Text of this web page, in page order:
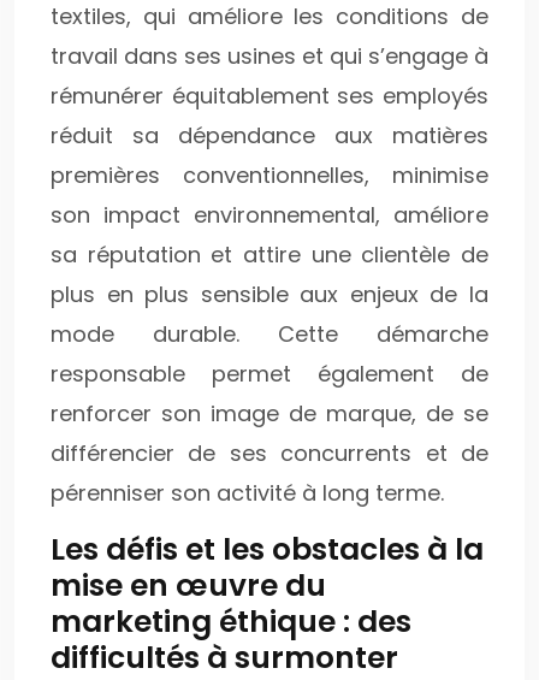
textiles, qui améliore les conditions de
travail dans ses usines et qui s’engage à
rémunérer équitablement ses employés
réduit sa dépendance aux matières
premières conventionnelles, minimise
son impact environnemental, améliore
sa réputation et attire une clientèle de
plus en plus sensible aux enjeux de la
mode durable. Cette démarche
responsable permet également de
renforcer son image de marque, de se
différencier de ses concurrents et de
pérenniser son activité à long terme.
Les défis et les obstacles à la
mise en œuvre du
marketing éthique : des
difficultés à surmonter